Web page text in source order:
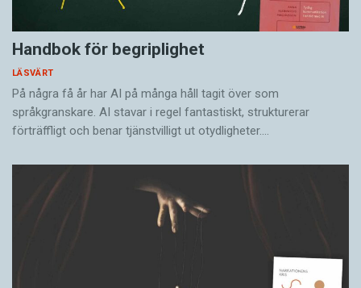
Handbok för begriplighet
LÄSVÄRT
På några få år har AI på många håll tagit över som
språkgranskare. AI stavar i regel fantastiskt, strukturerar
förträffligt och benar tjänstvilligt ut otydligheter.…